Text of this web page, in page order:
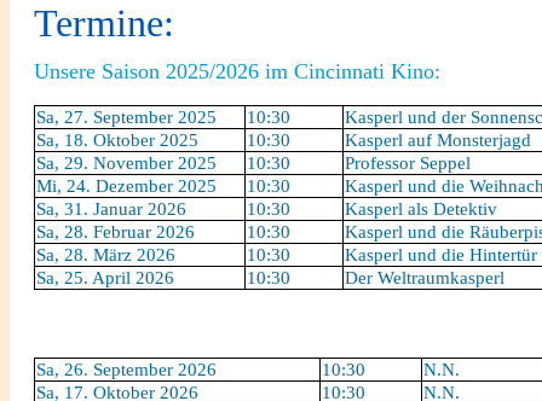
Termine:
Unsere Saison 2025/2026 im Cincinnati Kino:
Sa, 27. September 2025 10:30
Kasperl und der
Sa, 18. Oktober 2025
10:30
Kasperl auf Monsterjagd
Sa, 29. November 2025
10:30
Professor Seppel
Mi, 24. Dezember 2025
10:30
Kasperl und die
Sa, 31. Januar 2026
10:30
Kasperl als Detektiv
Sa, 28. Februar 2026
10:30
Kasperl und die
Sa, 28. März 2026
10:30
Kasperl und die Hintertür
Sa, 25. April 2026
10:30 Der Weltraumkasperl
Sa, 26. September 2026 10:30
N.N.
Sa, 17. Oktober 2026
10:30
N.N.